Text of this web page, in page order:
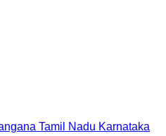
Tamil Nadu Karnataka